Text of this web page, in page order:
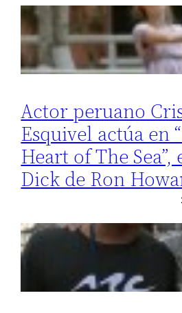
Actor peruano
Esquivel actúa en
Heart of The
Dick de Ron